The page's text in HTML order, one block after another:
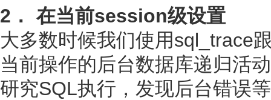
2． 在当前session级设置
大多数时候我们使用sql_trace
当前操作的后台数据库递归活
研究SQL执行，发现后台错误